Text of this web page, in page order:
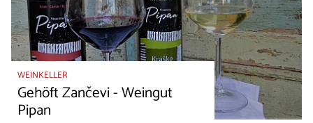
WEINKELLER
Gehöft Zančevi - Weingut
Pipan